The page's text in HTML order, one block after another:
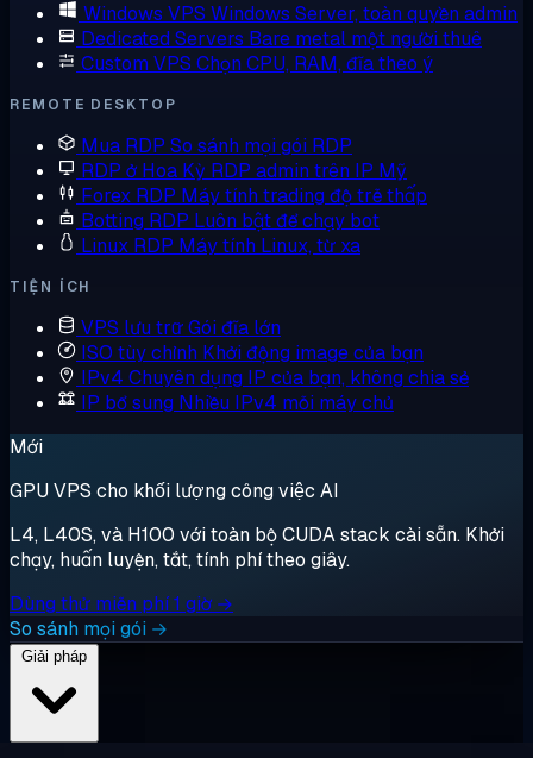
Windows VPS Windows Server, toàn quyền admin
Dedicated Servers Bare metal một người thuê
Custom VPS Chọn CPU, RAM, đĩa theo ý
REMOTE DESKTOP
Mua RDP So sánh mọi gói RDP
RDP ở Hoa Kỳ RDP admin trên IP Mỹ
Forex RDP Máy tính trading độ trễ thấp
Botting RDP Luôn bật để chạy bot
Linux RDP Máy tính Linux, từ xa
TIỆN ÍCH
VPS lưu trữGói đĩa lớn
ISO tùy chỉnh Khởi động image của bạn
IPv4 Chuyên dụng IP của bạn, không chia sẻ
IP bổ sung Nhiều IPv4 mỗi máy chủ
Mới
GPU VPS cho khối lượng công việc AI
L4, L40S, và H100 với toàn bộ CUDA stack cài sẵn. Khởi
chạy, huấn luyện, tắt, tính phí theo giây.
Dùng thử miễn phí 1 giờ →
So sánh mọi gói →